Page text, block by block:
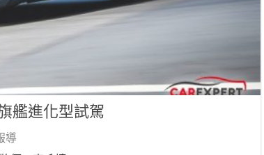
艦進化型試駕
導